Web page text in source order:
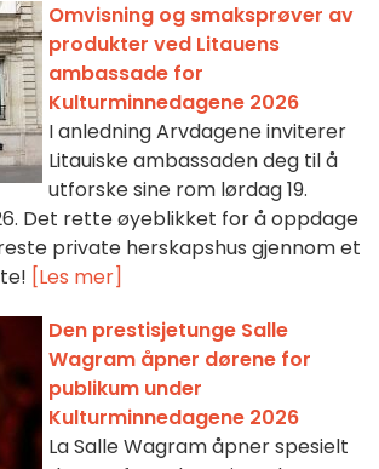
Omvisning og smaksprøver av
produkter ved Litauens
ambassade for
Kulturminnedagene 2026
I anledning Arvdagene inviterer
Litauiske ambassaden deg til å
utforske sine rom lørdag 19.
Det rette øyeblikket for å oppdage
private herskapshus gjennom et
[Les mer]
Den prestisjetunge Salle
Wagram åpner dørene for
publikum under
Kulturminnedagene 2026
La Salle Wagram åpner spesielt